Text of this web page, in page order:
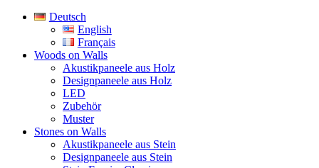
Deutsch
English
Français
Woods on Walls
Akustikpaneele aus Holz
Designpaneele aus Holz
LED
Zubehör
Muster
Stones on Walls
Akustikpaneele aus Stein
Designpaneele aus Stein